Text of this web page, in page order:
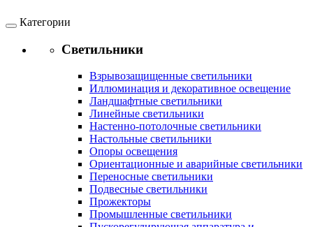
Категории
Светильники
Взрывозащищенные светильники
Иллюминация и декоративное освещение
Ландшафтные светильники
Линейные светильники
Настенно-потолочные светильники
Настольные светильники
Опоры освещения
Ориентационные и аварийные светильники
Переносные светильники
Подвесные светильники
Прожекторы
Промышленные светильники